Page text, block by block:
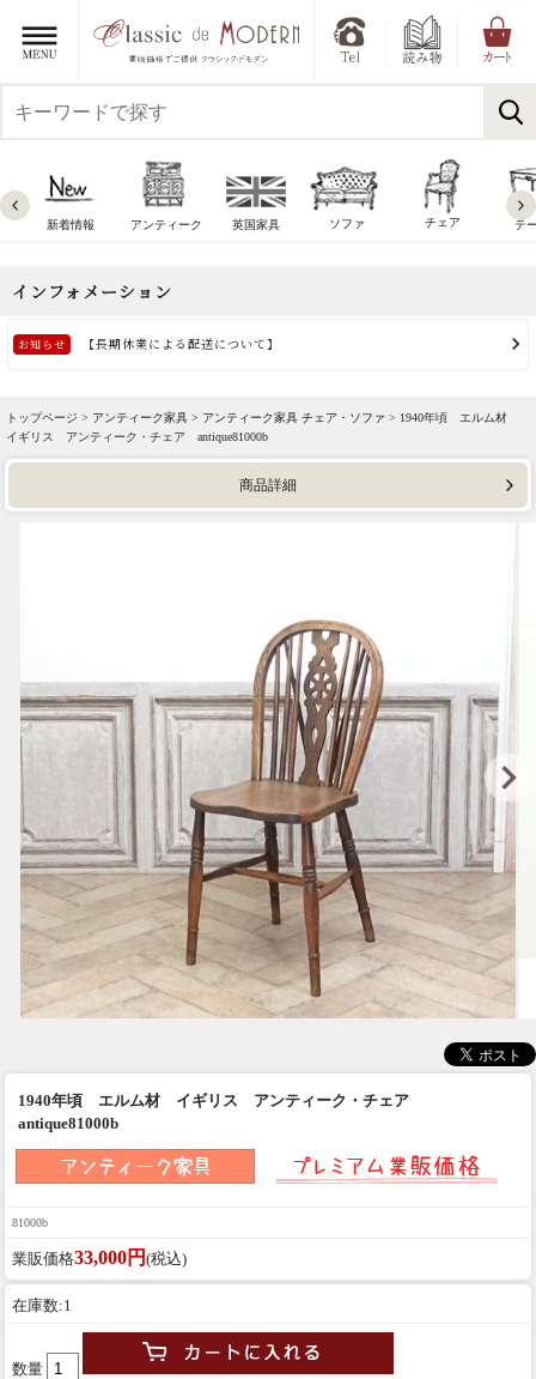
新着情報 アンティーク 英国家具 ソファ チェア テ
トップページ > アンティーク家具 > アンティーク家具 チェア・ソファ > 1940年頃 エルム材
イギリス アンティーク・チェア antique81000b
商品詳細
1940年頃 エルム材 イギリス アンティーク・チェア
antique81000b
81000b
業販価格33,000円 (税込)
在庫数:1
数量